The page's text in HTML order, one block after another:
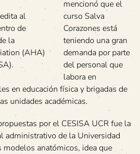
al
de
la
(AHA)
mencionó que el
curso Salva
Corazones está
teniendo una gran
demanda por parte
del personal que
labora en
en educación física y brigadas de
unidades académicas.
por el CESISA UCR fue la
administrativo de la Universidad
anatómicos, idea que